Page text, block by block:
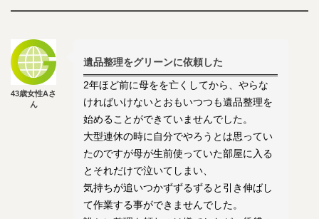
43歳女性Aさ
ん
遺品整理をグリーンに依頼した
2年ほど前に母をを亡くしてから、やらな
ければいけないとおもいつつも遺品整理を
始めることができていませんでした。
大型連休の時に自分でやろうとは思ってい
たのですが母が生前使っていた部屋に入る
とそれだけで泣いてしまい、
気持ちが追いつかずずるずると引き伸ばし
て作業する事ができませんでした。